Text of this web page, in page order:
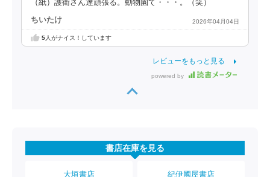
（紙）護衛さん達頑張る。動物園て・・・。（笑）
ちいたけ 2026年04月04日
5人がナイス！しています
レビューをもっと見る
powered by
書店在庫を見る
大垣書店 紀伊國屋書店